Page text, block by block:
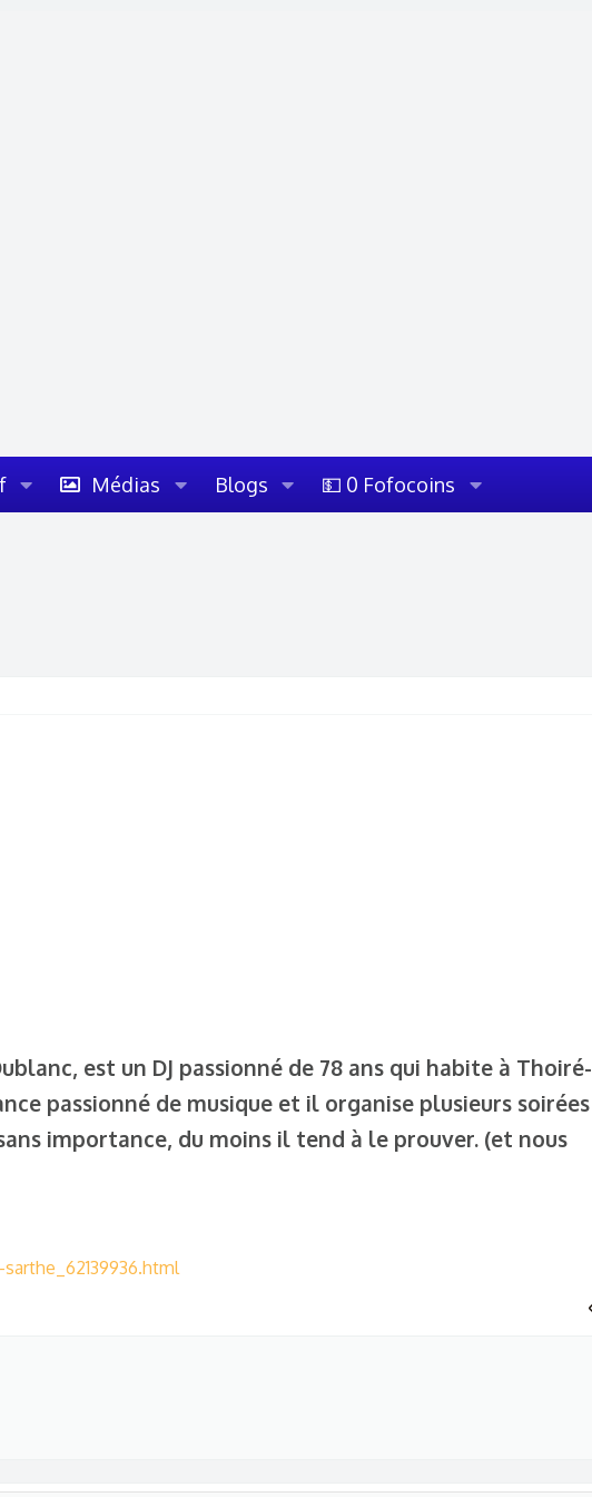
Médias Blogs 💵 0 Fofocoins
est un DJ passionné de 78 ans qui habite à Thoiré-
passionné de musique et il organise plusieurs soirées
importance, du moins il tend à le prouver. (et nous